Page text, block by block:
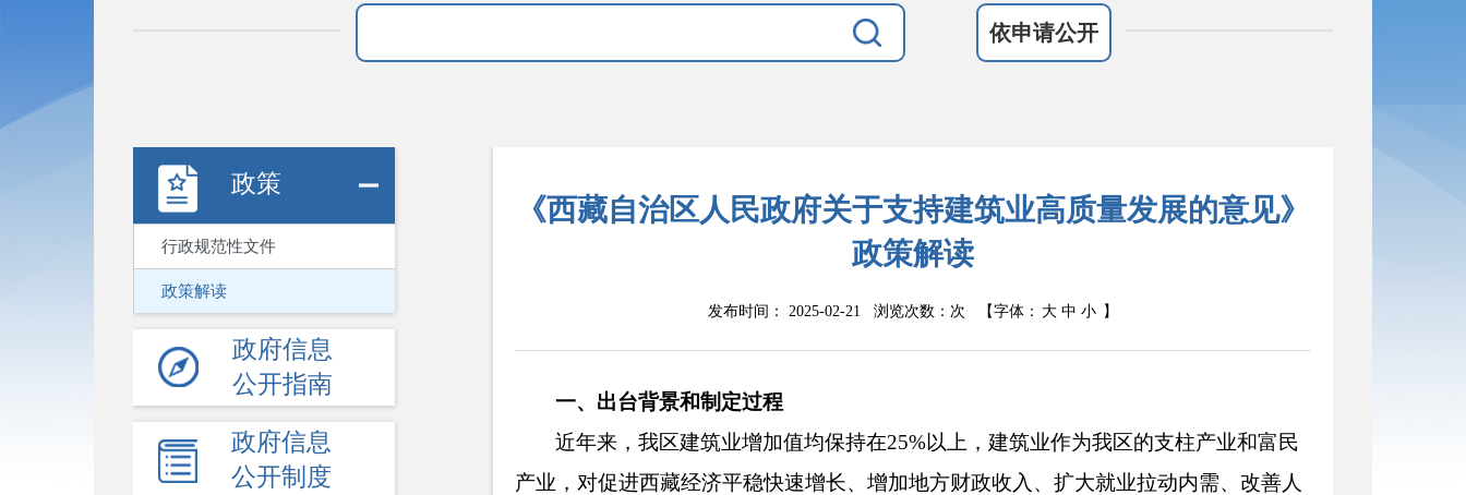
依申请公开
政策
行政规范性文件
政策解读
政府信息
公开指南
政府信息
公开制度
《西藏自治区人民政府关于支持建筑业高质量发展的意见》
政策解读
发布时间： 2025-02-21 浏览次数： 次 【字体： 大 中 小 】
一、出台背景和制定过程
近年来，我区建筑业增加值均保持在25%以上，建筑业作为我区的支柱产业和富民
产业，对促进西藏经济平稳快速增长、增加地方财政收入、扩大就业拉动内需、改善人